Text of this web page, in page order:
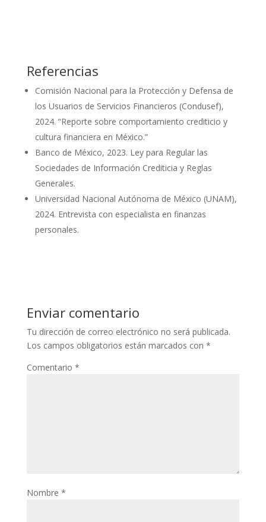
Referencias
Comisión Nacional para la Protección y Defensa de
los Usuarios de Servicios Financieros (Condusef),
2024. “Reporte sobre comportamiento crediticio y
cultura financiera en México.”
Banco de México, 2023. Ley para Regular las
Sociedades de Información Crediticia y Reglas
Generales.
Universidad Nacional Autónoma de México (UNAM),
2024. Entrevista con especialista en finanzas
personales.
Enviar comentario
Tu dirección de correo electrónico no será publicada.
Los campos obligatorios están marcados con *
Comentario *
Nombre *